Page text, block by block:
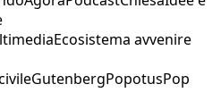
Ecosistema avvenire
GutenbergPopotusPop